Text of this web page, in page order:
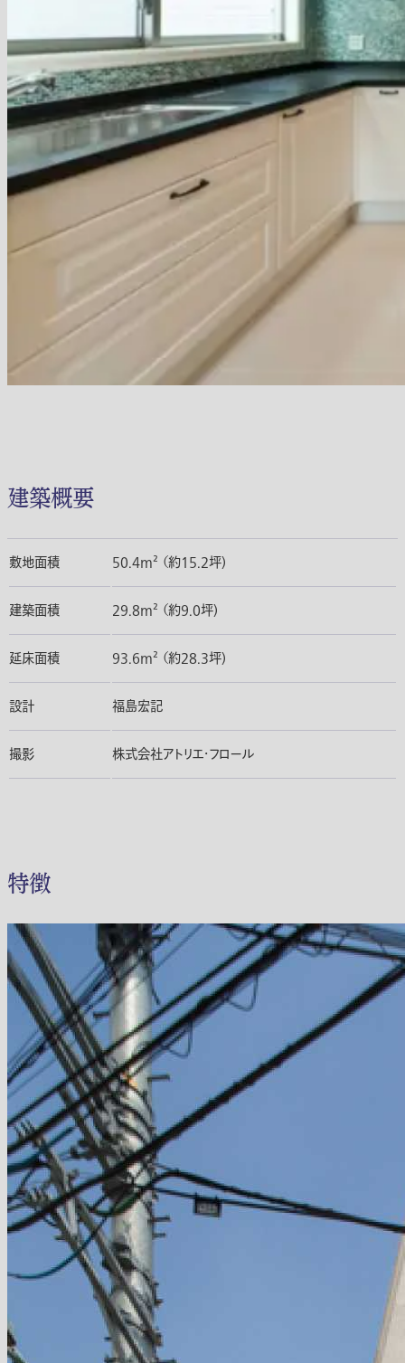
建築概要
敷地面積 50.4m² （約15.2坪)
建築面積 29.8m² （約9.0坪)
延床面積 93.6m² （約28.3坪)
設計 福島宏記
撮影 株式会社アトリエ・フロール
特徴